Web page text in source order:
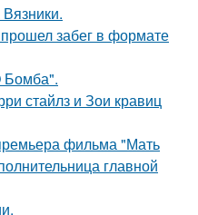
забег в формате
Бомба".
стайлз и Зои кравиц
фильма "Мать
главной